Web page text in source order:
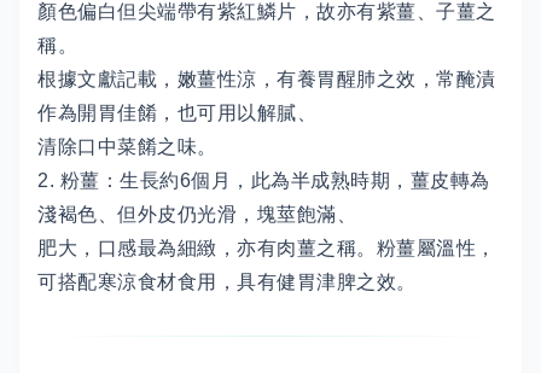
顏色偏白但尖端帶有紫紅鱗片，故亦有紫薑、子薑之
稱。
根據文獻記載，嫩薑性涼，有養胃醒肺之效，常醃漬
作為開胃佳餚，也可用以解膩、
清除口中菜餚之味。
2. 粉薑：生長約6個月，此為半成熟時期，薑皮轉為
淺褐色、但外皮仍光滑，塊莖飽滿、
肥大，口感最為細緻，亦有肉薑之稱。粉薑屬溫性，
可搭配寒涼食材食用，具有健胃津脾之效。